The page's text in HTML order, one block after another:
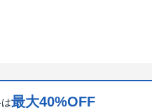
最大40%OFF